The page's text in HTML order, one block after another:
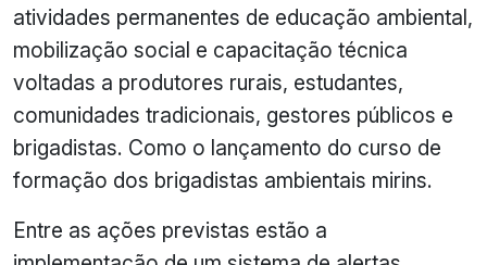
atividades permanentes de educação ambiental,
mobilização social e capacitação técnica
voltadas a produtores rurais, estudantes,
comunidades tradicionais, gestores públicos e
brigadistas. Como o lançamento do curso de
formação dos brigadistas ambientais mirins.
Entre as ações previstas estão a